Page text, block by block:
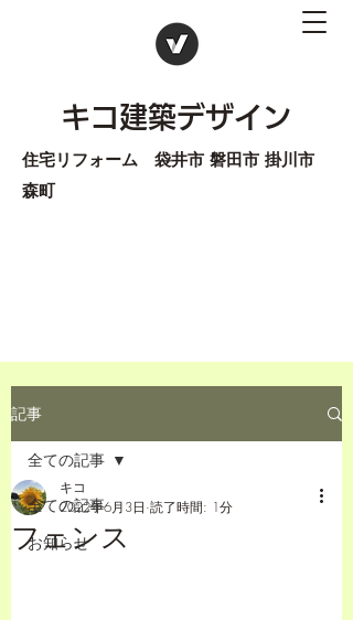
キコ建築デザイン
住宅リフォーム 袋井市 磐田市 掛川市
森町
記事
全ての記事
お知らせ
全ての記事
フェンス
キコ
2022年6月3日 読了時間: 1分